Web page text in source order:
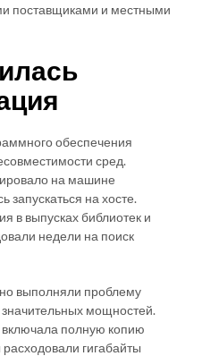
поставщиками и местными
обеспечения
сред.
на машине
запускаться на хосте.
в выпусках библиотек и
недели на поиск
выполняли проблему
мощностей.
полную копию
гигабайты